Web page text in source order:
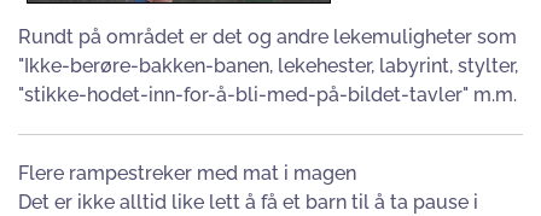
Rundt på området er det og andre lekemuligheter som
"Ikke-berøre-bakken-banen, lekehester, labyrint, stylter,
"stikke-hodet-inn-for-å-bli-med-på-bildet-tavler" m.m.
Flere rampestreker med mat i magen
Det er ikke alltid like lett å få et barn til å ta pause i